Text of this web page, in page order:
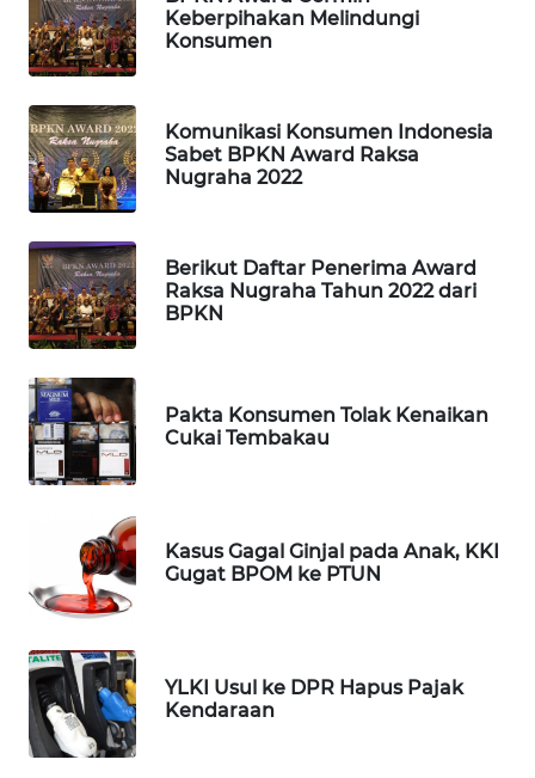
Keberpihakan Melindungi
Konsumen
Komunikasi Konsumen Indonesia
Sabet BPKN Award Raksa
Nugraha 2022
Berikut Daftar Penerima Award
Raksa Nugraha Tahun 2022 dari
BPKN
Pakta Konsumen Tolak Kenaikan
Cukai Tembakau
Kasus Gagal Ginjal pada Anak, KKI
Gugat BPOM ke PTUN
YLKI Usul ke DPR Hapus Pajak
Kendaraan
MAWAKA
ID
MARTABAT
NET
WATCH
MKLI
LPKKI
LKKI
PORTAL
KONSUMEN
FORWAMKI
ALPERKLINAS